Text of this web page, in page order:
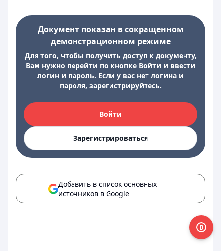
Документ показан в сокращенном
демонстрационном режиме
Для того, чтобы получить доступ к документу,
Вам нужно перейти по кнопке Войти и ввести
логин и пароль. Если у вас нет логина и
пароля, зарегистрируйтесь.
Войти
Зарегистрироваться
Добавить в список основных
источников в Google